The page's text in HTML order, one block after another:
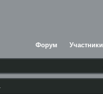
Форум Участники